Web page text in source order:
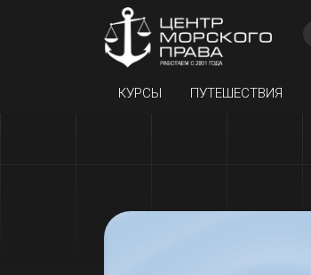
КУРСЫ ПУТЕШЕСТВИЯ
Назад